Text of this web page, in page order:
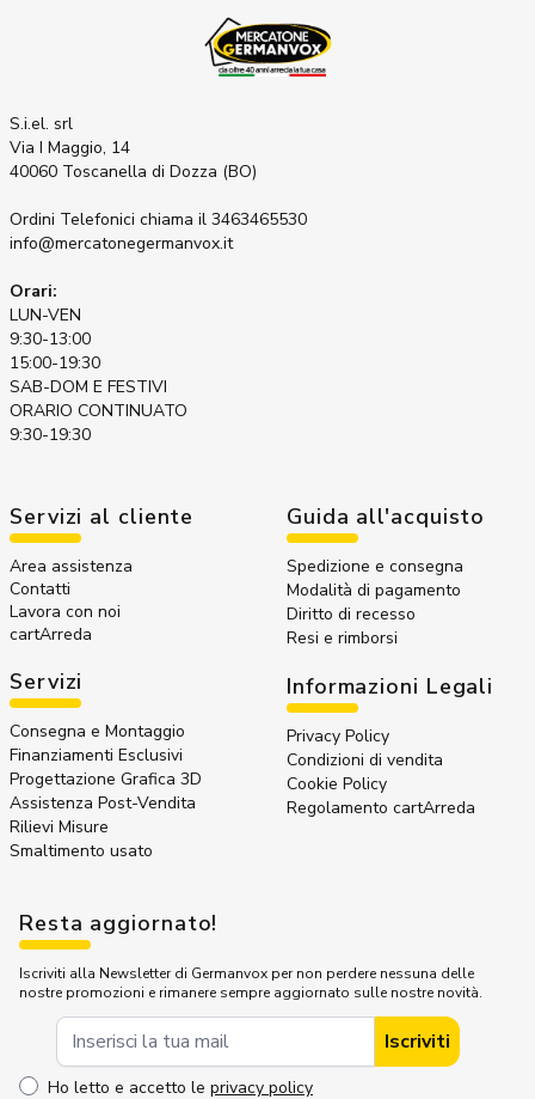
S.i.el. srl
Via I Maggio, 14
40060 Toscanella di Dozza (BO)
Ordini Telefonici chiama il 3463465530
info@mercatonegermanvox.it
Orari:
LUN-VEN
9:30-13:00
15:00-19:30
SAB-DOM E FESTIVI
ORARIO CONTINUATO
9:30-19:30
Servizi al cliente
Area assistenza
Contatti
Lavora con noi
cartArreda
Servizi
Consegna e Montaggio
Finanziamenti Esclusivi
Progettazione Grafica 3D
Assistenza Post-Vendita
Rilievi Misure
Smaltimento usato
Guida all'acquisto
Spedizione e consegna
Modalità di pagamento
Diritto di recesso
Resi e rimborsi
Informazioni Legali
Privacy Policy
Condizioni di vendita
Cookie Policy
Regolamento cartArreda
Resta aggiornato!
Iscriviti alla Newsletter di Germanvox per non perdere nessuna delle
nostre promozioni e rimanere sempre aggiornato sulle nostre novità.
Iscriviti
Ho letto e accetto le privacy policy